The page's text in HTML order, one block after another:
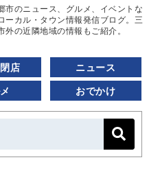
市のニュース、グルメ、イベントな
ーカル・タウン情報発信ブログ。三
の近隣地域の情報もご紹介。
店 ニュース
おでかけ